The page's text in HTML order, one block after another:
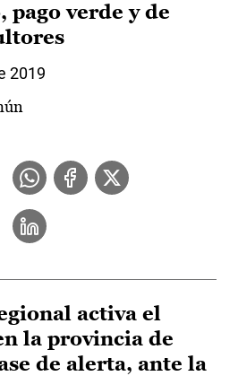
pago verde y de
2019
activa el
la provincia de
de alerta, ante la